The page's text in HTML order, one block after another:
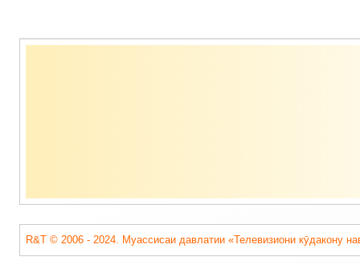
Содержимое
R&T © 2006 - 2024. Муассисаи давлатии «Телевизиони кӯдакону